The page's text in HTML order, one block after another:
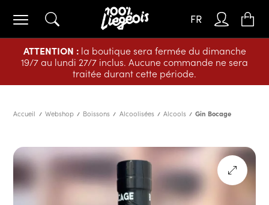
ATTENTION :la boutique sera fermée du dimanche
19/7 au lundi 27/7 inclus. Aucune commande ne sera
traitée durant cette période.
FR
Accueil Webshop Boissons Alcoolisées Alcools Gin Bocage